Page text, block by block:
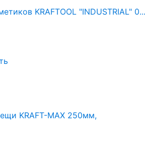
KRAFTOOL "INDUSTRIAL" 0...